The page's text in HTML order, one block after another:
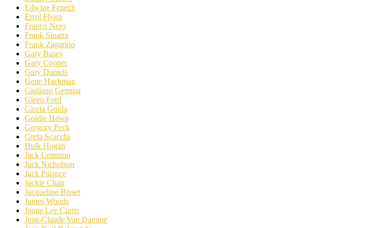
Edwige Fenech
Errol Flynn
Franco Nero
Frank Sinatra
Frank Zagarino
Gary Busey
Gary Cooper
Gary Daniels
Gene Hackman
Giuliano Gemma
Gleen Ford
Gloria Guida
Goldie Hawn
Gregory Peck
Greta Scacchi
Hulk Hogan
Jack Lemmon
Jack Nicholson
Jack Palance
Jackie Chan
Jacqueline Bisset
James Woods
Jamie Lee Curtis
Jean-Claude Van Damme